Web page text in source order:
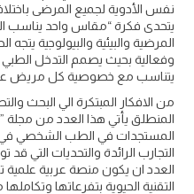
نفس الأدوية لجميع المرضى
يتحدى فكرة “مقاس واحد يناسب
المرضية والبيئية والبيولوجية
وفعالية بحيث يصمم التدخل الطبي
يتناسب مع خصوصية كل مريض
من الافكار المبتكرة الي البحث
المنطلق يأتي هذا العدد من مجلة
المستجدات في الطب الشخصي
التجارب الرائدة والتحديات التي
العدد ان يكون منصة عربية
التقنية الحيوية بتفرعاتها